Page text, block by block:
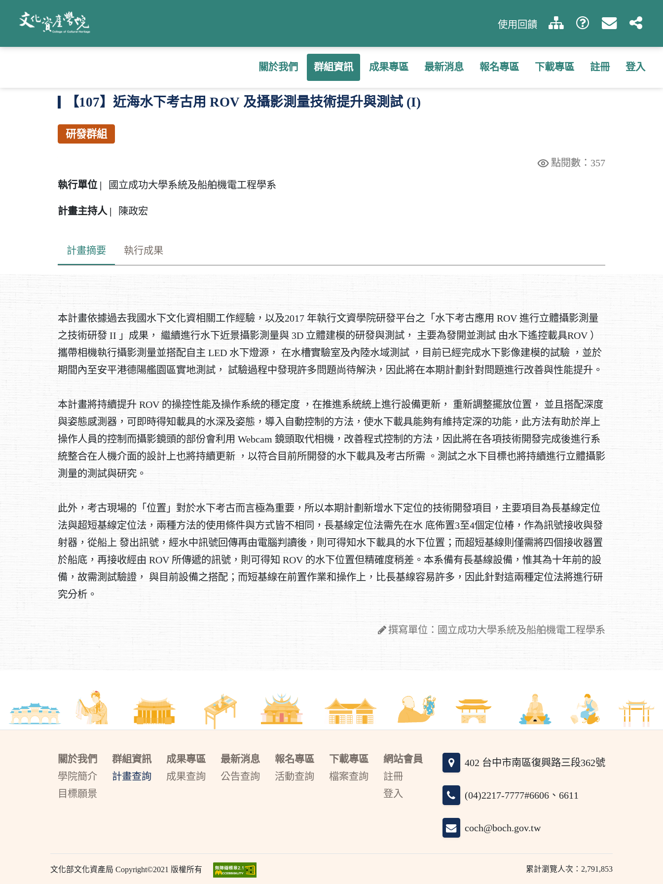
使用回饋
關於我們 群組資訊 成果專區 最新消息 報名專區 下載專區 註冊 登入
【107】近海水下考古用 ROV 及攝影測量技術提升與測試 (I)
【107】近海水下考古用 ROV 及攝影測量技術提升與測試 (I)
研發群組
點閱數：357
執行單位 | 國立成功大學系統及船舶機電工程學系
計畫主持人 | 陳政宏
計畫摘要 執行成果
本計畫依據過去我國水下文化資相關工作經驗，以及2017 年執行文資學院研發平台之「水下考古應用 ROV 進行立體攝影測量
之技術研發 II 」成果， 繼續進行水下近景攝影測量與 3D 立體建模的研發與測試， 主要為發開並測試 由水下遙控載具ROV ）
攜帶相機執行攝影測量並搭配自主 LED 水下燈源， 在水槽實驗室及內陸水域測試 ，目前已經完成水下影像建模的試驗 ，並於
期間內至安平港德陽艦園區實地測試， 試驗過程中發現許多問題尚待解決，因此將在本期計劃針對問題進行改善與性能提升。
本計畫將持續提升 ROV 的操控性能及操作系統的穩定度 ，在推進系統統上進行設備更新， 重新調整擺放位置， 並且搭配深度
與姿態感測器，可即時得知載具的水深及姿態，導入自動控制的方法，使水下載具能夠有維持定深的功能，此方法有助於岸上
操作人員的控制而攝影鏡頭的部份會利用 Webcam 鏡頭取代相機，改善程式控制的方法，因此將在各項技術開發完成後進行系
統整合在人機介面的設計上也將持續更新 ，以符合目前所開發的水下載具及考古所需 。測試之水下目標也將持續進行立體攝影
測量的測試與研究。
此外，考古現場的「位置」對於水下考古而言極為重要，所以本期計劃新增水下定位的技術開發項目，主要項目為長基線定位
法與超短基線定位法，兩種方法的使用條件與方式皆不相同，長基線定位法需先在水 底佈置3至4個定位椿，作為訊號接收與發
射器，從船上 發出訊號，經水中訊號回傳再由電腦判讀後，則可得知水下載具的水下位置；而超短基線則僅需將四個接收器置
於船底，再接收經由 ROV 所傳遞的訊號，則可得知 ROV 的水下位置但精確度稍差。本系備有長基線設備，惟其為十年前的設
備，故需測試驗證， 與目前設備之搭配；而短基線在前置作業和操作上，比長基線容易許多，因此針對這兩種定位法將進行研
究分析。
撰寫單位：國立成功大學系統及船舶機電工程學系
關於我們
學院簡介
目標願景
群組資訊
計畫查詢
成果專區
成果查詢
最新消息
公告查詢
報名專區
活動查詢
下載專區
檔案查詢
網站會員
註冊
登入
402 台中市南區復興路三段362號
(04)2217-7777#6606、6611
coch@boch.gov.tw
文化部文化資產局 Copyright©2021 版權所有 累計瀏覽人次：2,791,853